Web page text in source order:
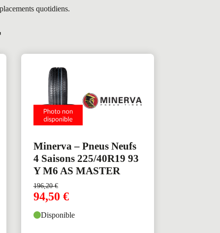
quotidiens.
Minerva – Pneus Neufs
4 Saisons 225/40R19 93
Y M6 AS MASTER
196,20€
94,50 €
Disponible